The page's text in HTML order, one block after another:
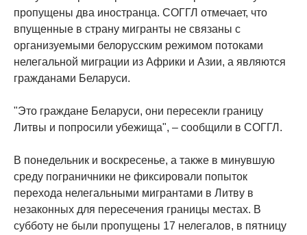
пропущены два иностранца. СОГГЛ отмечает, что
впущенные в страну мигранты не связаны с
организуемыми белорусским режимом потоками
нелегальной миграции из Африки и Азии, а являются
гражданами Беларуси.
"Это граждане Беларуси, они пересекли границу
Литвы и попросили убежища", – сообщили в СОГГЛ.
В понедельник и воскресенье, а также в минувшую
среду пограничники не фиксировали попыток
перехода нелегальными мигрантами в Литву в
незаконных для пересечения границы местах. В
субботу не были пропущены 17 нелегалов, в пятницу